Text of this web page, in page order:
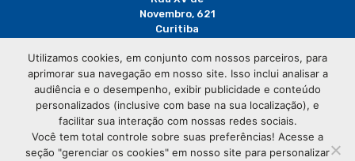
Novembro, 621
Curitiba
(41) 3320-
2929
Utilizamos cookies, em conjunto com nossos parceiros, para
aprimorar sua navegação em nosso site. Isso inclui analisar a
audiência e o desempenho, exibir publicidade e conteúdo
personalizados (inclusive com base na sua localização), e
facilitar sua interação com nossas redes sociais.
Você tem total controle sobre suas preferências! Acesse a
seção "gerenciar os cookies" em nosso site para personalizar